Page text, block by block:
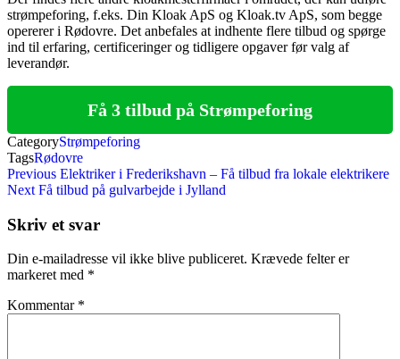
strømpeforing, f.eks. Din Kloak ApS og Kloak.tv ApS, som begge
opererer i Rødovre. Det anbefales at indhente flere tilbud og spørge
ind til erfaring, certificeringer og tidligere opgaver før valg af
leverandør.
Få 3 tilbud på Strømpeforing
CategoryStrømpeforing
TagsRødovre
Indlægsnavigation
Previous
Post
Previous Elektriker i Frederikshavn – Få tilbud fra lokale elektrikere
Next
Next Få tilbud på gulvarbejde i Jylland
Skriv et svar
Din e-mailadresse vil ikke blive publiceret. Krævede felter er
markeret med *
Kommentar *